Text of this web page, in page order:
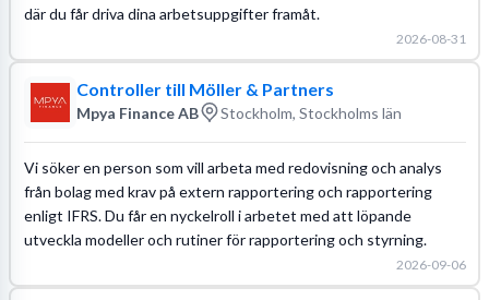
där du får driva dina arbetsuppgifter framåt.
2026-08-31
Controller till Möller & Partners
Mpya Finance AB Stockholm, Stockholms län
Vi söker en person som vill arbeta med redovisning och analys
från bolag med krav på extern rapportering och rapportering
enligt IFRS. Du får en nyckelroll i arbetet med att löpande
utveckla modeller och rutiner för rapportering och styrning.
2026-09-06